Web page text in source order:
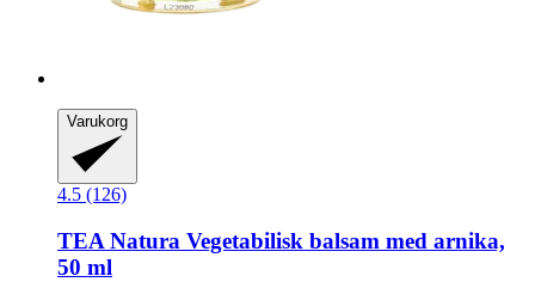
Varukorg
4.5 (126)
TEA Natura Vegetabilisk balsam med arnika,
50 ml